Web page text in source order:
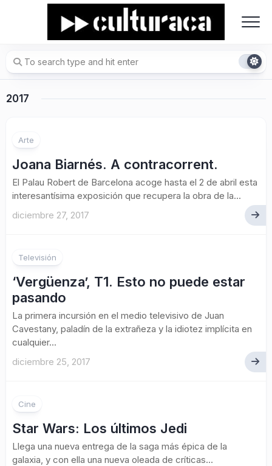
2017
Arte
Joana Biarnés. A contracorrent.
El Palau Robert de Barcelona acoge hasta el 2 de abril esta
interesantísima exposición que recupera la obra de la...
diciembre 27, 2017
Televisión
‘Vergüenza’, T1. Esto no puede estar
pasando
La primera incursión en el medio televisivo de Juan
Cavestany, paladín de la extrañeza y la idiotez implícita en
cualquier...
diciembre 25, 2017
Cine
Star Wars: Los últimos Jedi
Llega una nueva entrega de la saga más épica de la
galaxia, y con ella una nueva oleada de críticas...